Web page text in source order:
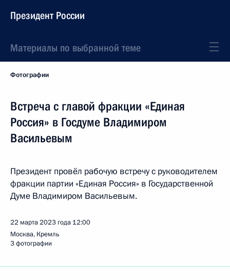
Президент России
Материалы по выбранной теме
Фотографии
Встреча с главой фракции «Единая
Россия» в Госдуме Владимиром
Васильевым
Президент провёл рабочую встречу с руководителем
фракции партии «Единая Россия» в Государственной
Думе Владимиром Васильевым.
22 марта 2023 года 12:00
Москва, Кремль
3 фотографии